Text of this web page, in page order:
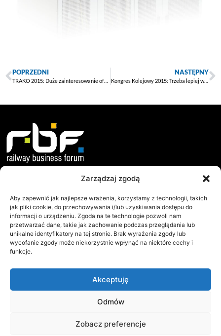
Zarządzaj zgodą
Aby zapewnić jak najlepsze wrażenia, korzystamy z technologii, takich
jak pliki cookie, do przechowywania i/lub uzyskiwania dostępu do
informacji o urządzeniu. Zgoda na te technologie pozwoli nam
przetwarzać dane, takie jak zachowanie podczas przeglądania lub
unikalne identyfikatory na tej stronie. Brak wyrażenia zgody lub
wycofanie zgody może niekorzystnie wpłynąć na niektóre cechy i
funkcje.
Akceptuję
Odmów
Zobacz preferencje
POPRZEDNI NASTĘPNY
Kongres Kolejowy 2015: Trzeba lepiej wykorzystywać środki na kolej
Misja i Cele
Jak Działamy?
Współpraca
Zarząd
Dokumenty
Statut
Regulamin WZC
Protokoły WZC
Raporty
Railway Business Forum
00-738 Warszawa